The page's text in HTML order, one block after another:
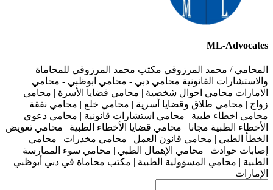
ML-Advocates
المحامي / محمد المرزوقي مكتب محمد المرزوقي للمحاماة
والاستشارات القانونية محامي دبي - محامي ابوظبي - محامي
الامارات محامي احوال شخصية | محامي قضايا الأسرة | محامي
زواج | محامي طلاق وقضايا أسرية | محامي خلع | محامي نفقة |
محامي اخطاء طبية | محامي استشارات قانونية | محامي دعوي
الأخطاء الطبية مجانا | محامي قضايا الأخطاء الطبية | محامي تعويض
الخطأ الطبي | محامي قانون العمل | محامي مخدرات | محامي
إصابات حوادث | محامي الإهمال الطبي | محامي سوء الممارسة
الطبية | محامي المسؤولية الطبية | مكتب محاماة في دبي أبوظبي
الإمارات